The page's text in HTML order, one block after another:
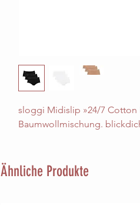
sloggi Midislip »24/7 Cotton
Baumwollmischung.
Ähnliche Produkte